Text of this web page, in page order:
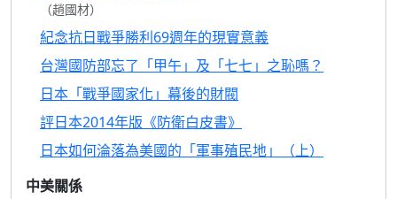
（趙國材）
紀念抗日戰爭勝利69週年的現實意義
台灣國防部忘了「甲午」及「七七」之恥嗎？
日本「戰爭國家化」幕後的財閥
評日本2014年版《防衛白皮書》
日本如何淪落為美國的「軍事殖民地」（上）
中美關係